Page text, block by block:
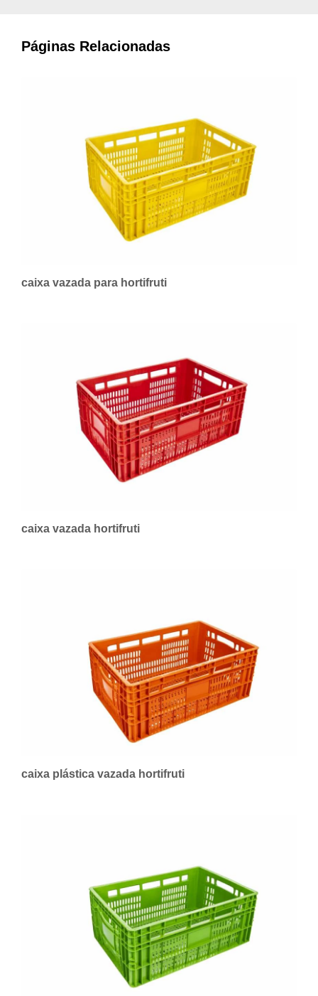
Páginas Relacionadas
caixa vazada para hortifruti
caixa vazada hortifruti
caixa plástica vazada hortifruti